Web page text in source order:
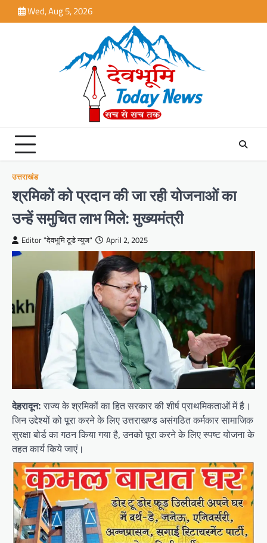
to
Wed, Aug 5, 2026
उत्तराखंड
श्रमिकों को प्रदान की जा रही योजनाओं का
उन्हें समुचित लाभ मिले: मुख्यमंत्री
Editor "देवभूमि टूडे न्यूज" April 2, 2025
देहरादून:राज्य के श्रमिकों का हित सरकार की शीर्ष प्राथमिकताओं में है।
जिन उद्देश्यों को पूरा करने के लिए उत्तराखण्ड असंगठित कर्मकार सामाजिक
सुरक्षा बोर्ड का गठन किया गया है, उनको पूरा करने के लिए स्पष्ट योजना के
तहत कार्य किये जाएं।